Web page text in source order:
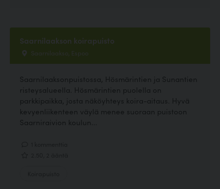
Saarnilaakson koirapuisto
Saarnilaakso, Espoo
Saarnilaaksonpuistossa, Hösmärintien ja Sunantien
risteysalueella. Hösmärintien puolella on
parkkipaikka, josta näköyhteys koira-aitaus. Hyvä
kevyenliikenteen väylä menee suoraan puistoon
Saarniraivion koulun...